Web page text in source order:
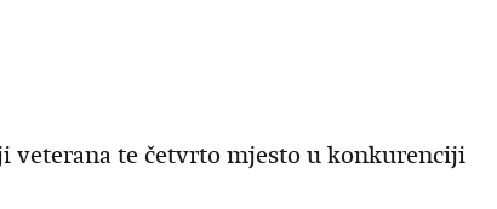
veterana te četvrto mjesto u konkurenciji